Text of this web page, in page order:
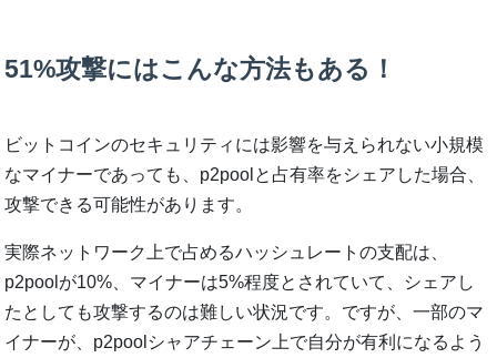
51%攻撃にはこんな方法もある！
ビットコインのセキュリティには影響を与えられない小規模
なマイナーであっても、p2poolと占有率をシェアした場合、
攻撃できる可能性があります。
実際ネットワーク上で占めるハッシュレートの支配は、
p2poolが10%、マイナーは5%程度とされていて、シェアし
たとしても攻撃するのは難しい状況です。ですが、一部のマ
イナーが、p2poolシャアチェーン上で自分が有利になるよう